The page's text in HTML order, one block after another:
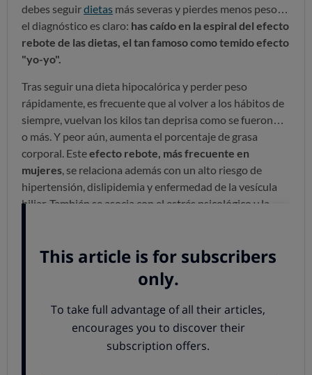
debes seguirdietas más severas y pierdes menos peso…
el diagnóstico es claro: has caído en la espiral del efecto
rebote de las dietas, el tan famoso como temido efecto
"yo-yo".
Tras seguir una dieta hipocalórica y perder peso
rápidamente, es frecuente que al volver a los hábitos de
siempre, vuelvan los kilos tan deprisa como se fueron…
o más. Y peor aún, aumenta el porcentaje de grasa
corporal. Esteefecto rebote, más frecuente en
mujeres, se relaciona además con un alto riesgo de
hipertensión, dislipidemia y enfermedad de la vesícula
biliar. También se asocia con el estrés psicológico y la
Por qué se produce
Esto es el resultado de una regulación ponderal según la
cual los excesos y las insuficiencias alimentarias
desencadenan cambios metabólicos que intentan
prevenir las modificaciones del peso corporal.